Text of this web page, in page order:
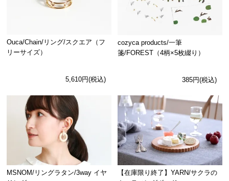
Ouca/Chain/リング/スクエア（フ
リーサイズ）
5,610円(税込)
cozyca products/一筆
箋/FOREST（4柄×5枚綴り）
385円(税込)
MSNOM/リングラタン/3way イヤ
【在庫限り終了】YARN/サクラの